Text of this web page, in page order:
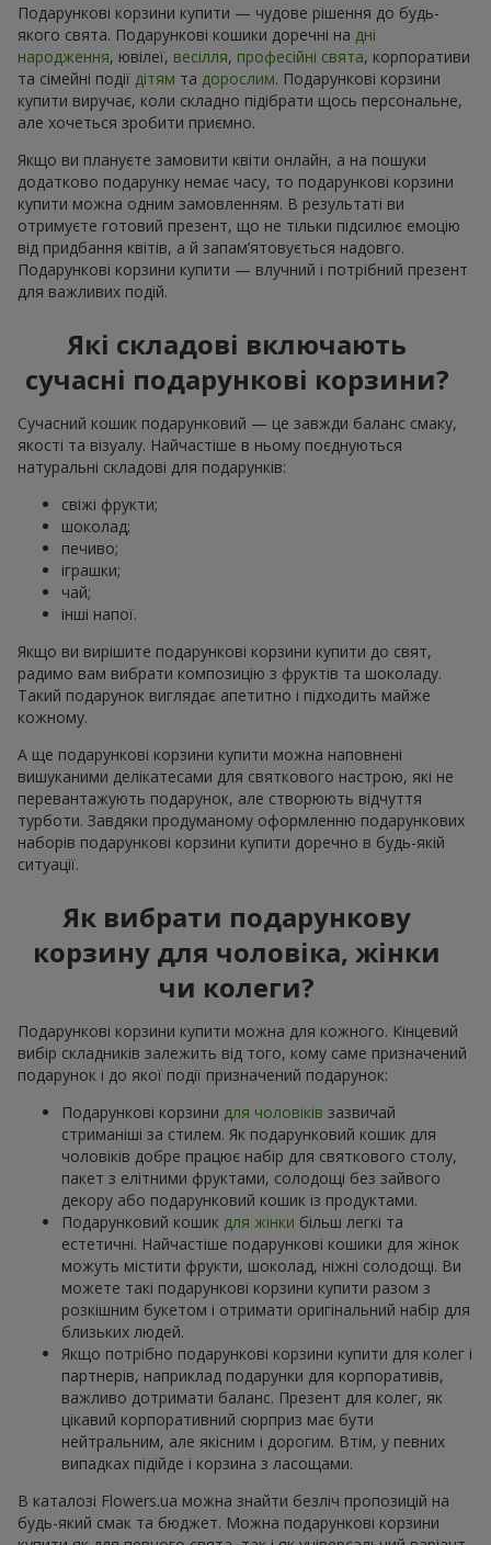
Подарункові корзини купити — чудове рішення до будь-
якого свята. Подарункові кошики доречні на дні
народження, ювілеї, весілля, професійні свята, корпоративи
та сімейні події дітям та дорослим. Подарункові корзини
купити виручає, коли складно підібрати щось персональне,
але хочеться зробити приємно.
Якщо ви плануєте замовити квіти онлайн, а на пошуки
додатково подарунку немає часу, то подарункові корзини
купити можна одним замовленням. В результаті ви
отримуєте готовий презент, що не тільки підсилює емоцію
від придбання квітів, а й запам’ятовується надовго.
Подарункові корзини купити — влучний і потрібний презент
для важливих подій.
Які складові включають
сучасні подарункові корзини?
Сучасний кошик подарунковий — це завжди баланс смаку,
якості та візуалу. Найчастіше в ньому поєднуються
натуральні складові для подарунків:
свіжі фрукти;
шоколад;
печиво;
іграшки;
чай;
інші напої.
Якщо ви вирішите подарункові корзини купити до свят,
радимо вам вибрати композицію з фруктів та шоколаду.
Такий подарунок виглядає апетитно і підходить майже
кожному.
А ще подарункові корзини купити можна наповнені
вишуканими делікатесами для святкового настрою, які не
перевантажують подарунок, але створюють відчуття
турботи. Завдяки продуманому оформленню подарункових
наборів подарункові корзини купити доречно в будь-якій
ситуації.
Як вибрати подарункову
корзину для чоловіка, жінки
чи колеги?
Подарункові корзини купити можна для кожного. Кінцевий
вибір складників залежить від того, кому саме призначений
подарунок і до якої події призначений подарунок:
Подарункові корзини для чоловіків зазвичай
стриманіші за стилем. Як подарунковий кошик для
чоловіків добре працює набір для святкового столу,
пакет з елітними фруктами, солодощі без зайвого
декору або подарунковий кошик із продуктами.
Подарунковий кошик для жінки більш легкі та
естетичні. Найчастіше подарункові кошики для жінок
можуть містити фрукти, шоколад, ніжні солодощі. Ви
можете такі подарункові корзини купити разом з
розкішним букетом і отримати оригінальний набір для
близьких людей.
Якщо потрібно подарункові корзини купити для колег і
партнерів, наприклад подарунки для корпоративів,
важливо дотримати баланс. Презент для колег, як
цікавий корпоративний сюрприз має бути
нейтральним, але якісним і дорогим. Втім, у певних
випадках підійде і корзина з ласощами.
В каталозі Flowers.ua можна знайти безліч пропозицій на
будь-який смак та бюджет. Можна подарункові корзини